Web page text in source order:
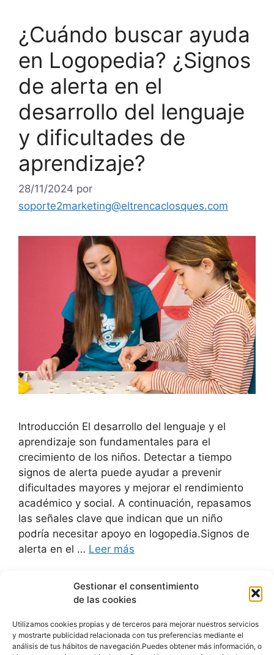
Gestionar el consentimiento
de las cookies
Utilizamos cookies propias y de terceros para mejorar nuestros servicios
y mostrarte publicidad relacionada con tus preferencias mediante el
análisis de tus hábitos de navegación.Puedes obtener más información, o
¿Cuándo buscar ayuda
en Logopedia? ¿Signos
de alerta en el
desarrollo del lenguaje
y dificultades de
aprendizaje?
28/11/2024 por
soporte2marketing@eltrencaclosques.com
Introducción El desarrollo del lenguaje y el
aprendizaje son fundamentales para el
crecimiento de los niños. Detectar a tiempo
signos de alerta puede ayudar a prevenir
dificultades mayores y mejorar el rendimiento
académico y social. A continuación, repasamos
las señales clave que indican que un niño
podría necesitar apoyo en logopedia.Signos de
alerta en el … Leer más
Sin categoría
Deja un comentario